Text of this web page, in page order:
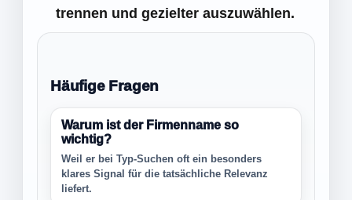
trennen und gezielter auszuwählen.
Häufige Fragen
Warum ist der Firmenname so
wichtig?
Weil er bei Typ-Suchen oft ein besonders
klares Signal für die tatsächliche Relevanz
liefert.